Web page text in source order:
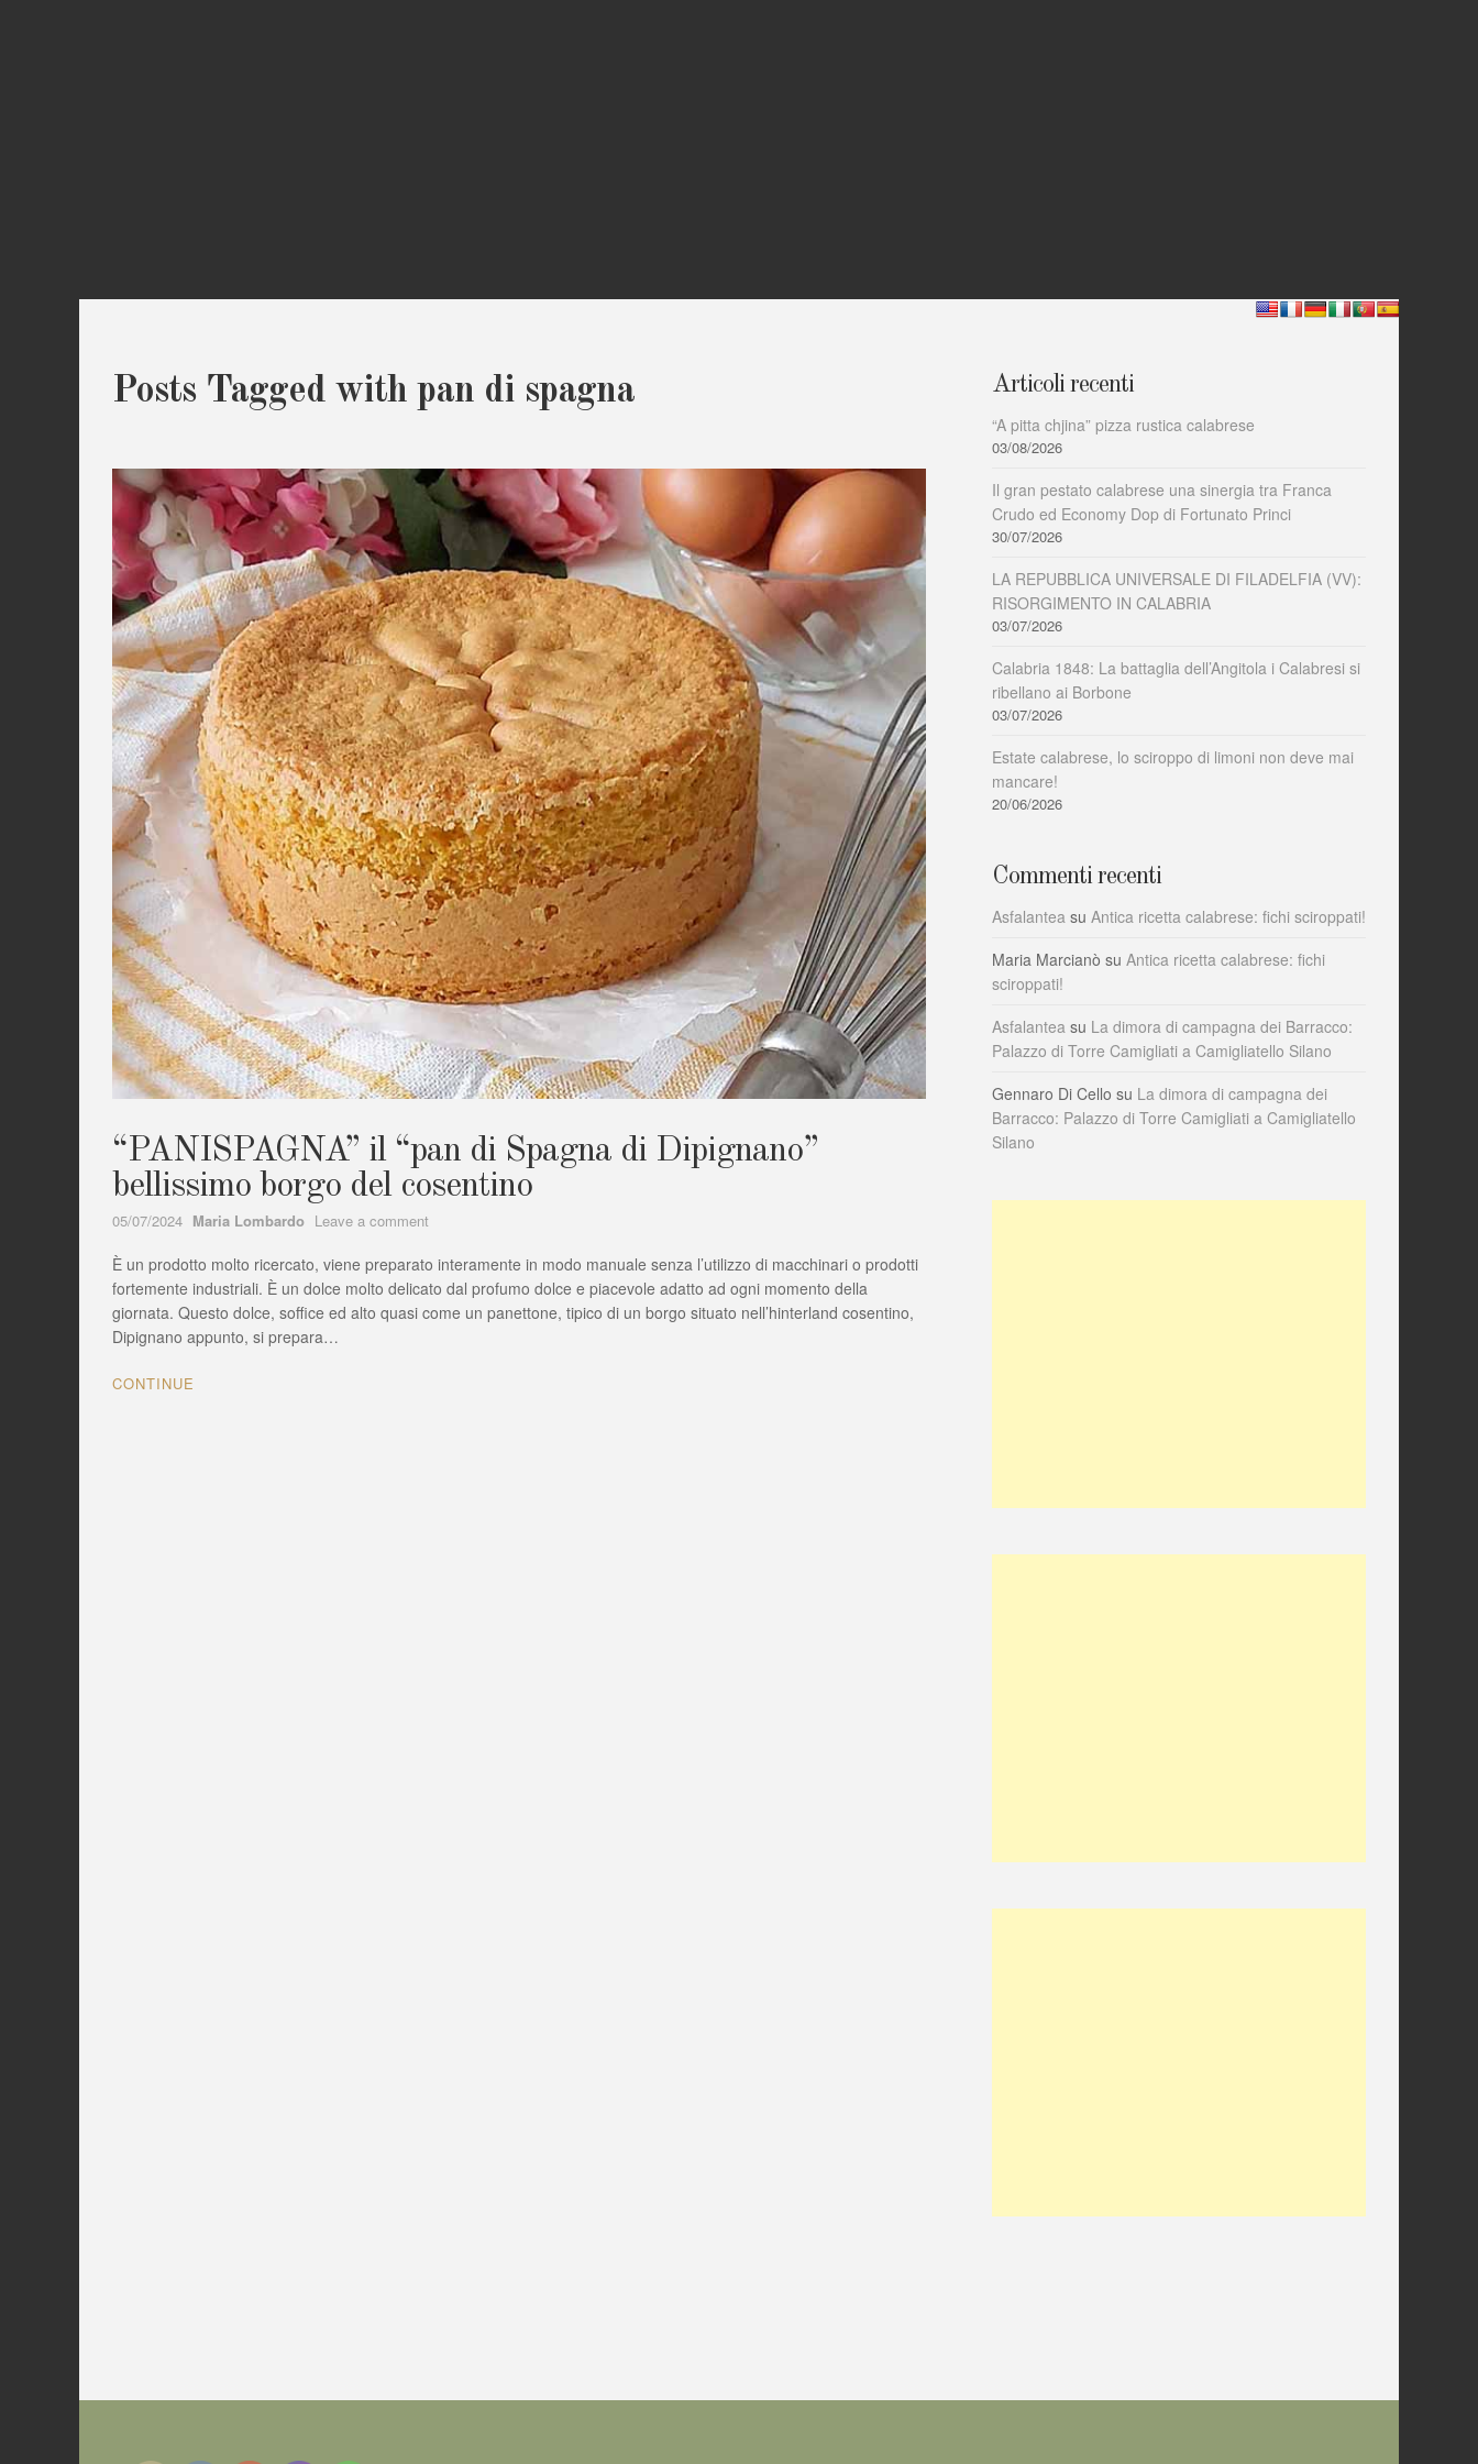
Posts Tagged with pan di spagna
“PANISPAGNA” il “pan di Spagna di Dipignano”
bellissimo borgo del cosentino
05/07/2024 Author
Maria Lombardo Leave a comment
il
“pan
di
È un prodotto molto ricercato, viene preparato interamente in modo manuale senza l’utilizzo di macchinari o prodotti
fortemente industriali. È un dolce molto delicato dal profumo dolce e piacevole adatto ad ogni momento della
giornata. Questo dolce, soffice ed alto quasi come un panettone, tipico di un borgo situato nell’hinterland cosentino,
Dipignano appunto, si prepara…
CONTINUE
Articoli recenti
“A pitta chjina” pizza rustica calabrese
03/08/2026
Il gran pestato calabrese una sinergia tra Franca
Crudo ed Economy Dop di Fortunato Princi
30/07/2026
LA REPUBBLICA UNIVERSALE DI FILADELFIA (VV):
RISORGIMENTO IN CALABRIA
03/07/2026
Calabria 1848: La battaglia dell’Angitola i Calabresi si
ribellano ai Borbone
03/07/2026
Estate calabrese, lo sciroppo di limoni non deve mai
mancare!
20/06/2026
Commenti recenti
Asfalantea su Antica ricetta calabrese: fichi sciroppati!
Maria Marcianò su Antica ricetta calabrese: fichi
sciroppati!
Asfalantea su La dimora di campagna dei Barracco:
Palazzo di Torre Camigliati a Camigliatello Silano
Gennaro Di Cello su La dimora di campagna dei
Barracco: Palazzo di Torre Camigliati a Camigliatello
Silano